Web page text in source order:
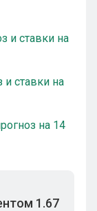
и ставки на
и ставки на
на 14
1.67